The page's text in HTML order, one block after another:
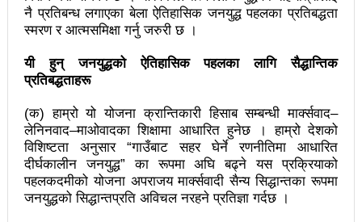
महानगर यातायातले थप्यो १२ वटा विद्युतीय बस
गणेश पण्डितको कवितासङ्ग्रह कालापानी लोकार्पण
फोहोरमैला व्यवस्थापन संघ नेपालको अध्यक्षमा नुवाकोटका घिमिरे
निर्वाचित
कविता – सुख भोग
समाचार हटाउने अदालतको आदेश र पत्रकार पक्राउ पुर्जीबारे
काउन्सिल सुक्ष्म अध्ययनमा
नै प्रतिबन्ध लगाएका बेला ऐतिहासिक जनयुद्ध पहलका प्रतिबद्धता
स्मरण र आत्मसमिक्षा गर्नु जरुरी छ ।
यी हुन्जनयुद्धको ऐतिहासिक पहलका लागि सैद्धान्तिक
प्रतिबद्धताहरू
(क) हाम्रो यो योजना क्रान्तिकारी हिसाब सम्बन्धी मार्क्सवाद–
लेनिनवाद–माओवादका शिक्षामा आधारित हुनेछ । हाम्रो देशको
विशिष्टता अनुसार “गाउँबाट सहर घेर्ने रणनीतिमा आधारित
दीर्घकालीन जनयुद्ध” का रूपमा अघि बढ्ने यस प्रक्रियाको
पहलकदमीको योजना अपराजय मार्क्सवादी सैन्य सिद्धान्तका रूपमा
जनयुद्धको सिद्धान्तप्रति अविचल नरहने प्रतिज्ञा गर्दछ ।